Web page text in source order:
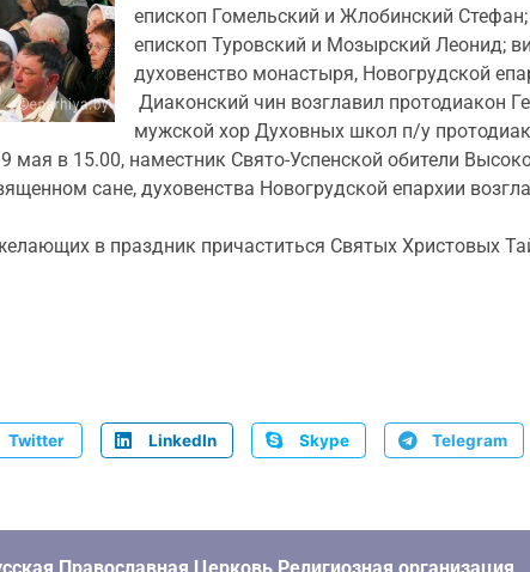
епископ Гомельский и Жлобинский
епископ Туровский и Мозырский Леонид;
духовенство монастыря, Новогрудской
Диаконский чин возглавил протодиакон
мужской хор Духовных школ п/у
мая в 15.00, наместник Свято-Успенской обители
сане, духовенства Новогрудской епархии
в праздник причаститься Святых Христовых
Twitter LinkedIn Skype Telegram